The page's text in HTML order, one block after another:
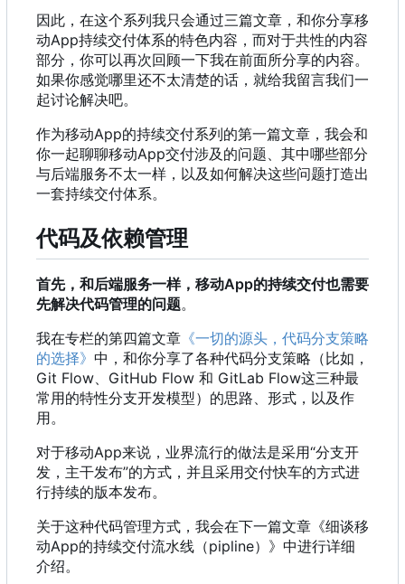
因此 ， 在这个系列我只会通过三篇文章 ， 和你分享移
动App持续交付体系的特色内容 ， 而对于共性的内容
部分 ， 你可以再次回顾一下我在前面所分享的内容。
如果你感觉哪里还不太清楚的话 ， 就给我留言我们一
起讨论解决吧。
作为移动App的持续交付系列的第一篇文章 ， 我会和
你一起聊聊移动App交付涉及的问题、其中哪些部分
与后端服务不太一样 ， 以及如何解决这些问题打造出
一套持续交付体系。
代码及依赖管理
首先， 和后端服务一样， 移动App的持续交付也需要
先解决代码管理的问题。
我在专栏的第四篇文章 《一切的源头，代码分支策略
的选择》 中 ， 和你分享了各种代码分支策略 （ 比如 ，
Git Flow、GitHub Flow 和 GitLab Flow这三种最
常用的特性分支开发模型） 的思路、形式 ， 以及作
用。
对于移动App来说 ， 业界流行的做法是采用“分支开
发 ， 主干发布”的方式 ， 并且采用交付快车的方式进
行持续的版本发布。
关于这种代码管理方式 ， 我会在下一篇文章《细谈移
动App的持续交付流水线 （pipline） 》中进行详细
介绍。